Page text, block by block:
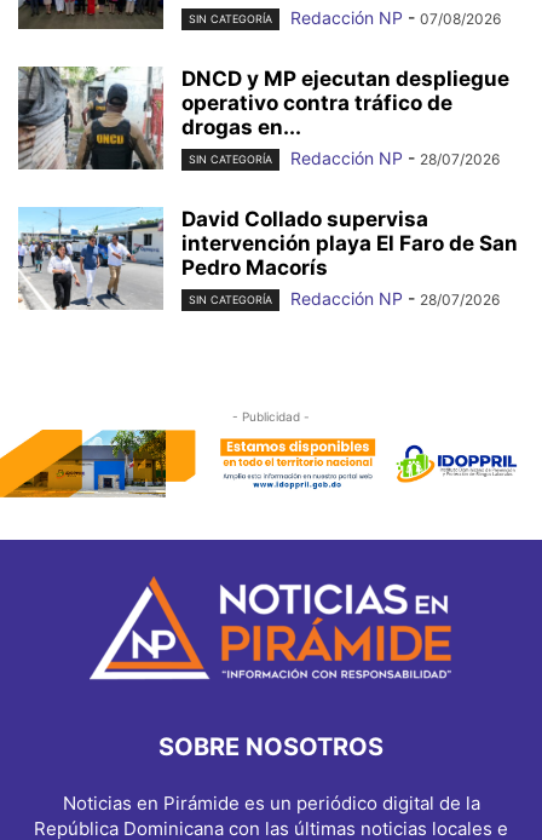
SIN CATEGORÍA Redacción NP - 07/08/2026
DNCD y MP ejecutan despliegue
operativo contra tráfico de
drogas en...
SIN CATEGORÍA Redacción NP - 28/07/2026
David Collado supervisa
intervención playa El Faro de San
Pedro Macorís
SIN CATEGORÍA Redacción NP - 28/07/2026
- Publicidad -
SOBRE NOSOTROS
Noticias en Pirámide es un periódico digital de la
República Dominicana con las últimas noticias locales e